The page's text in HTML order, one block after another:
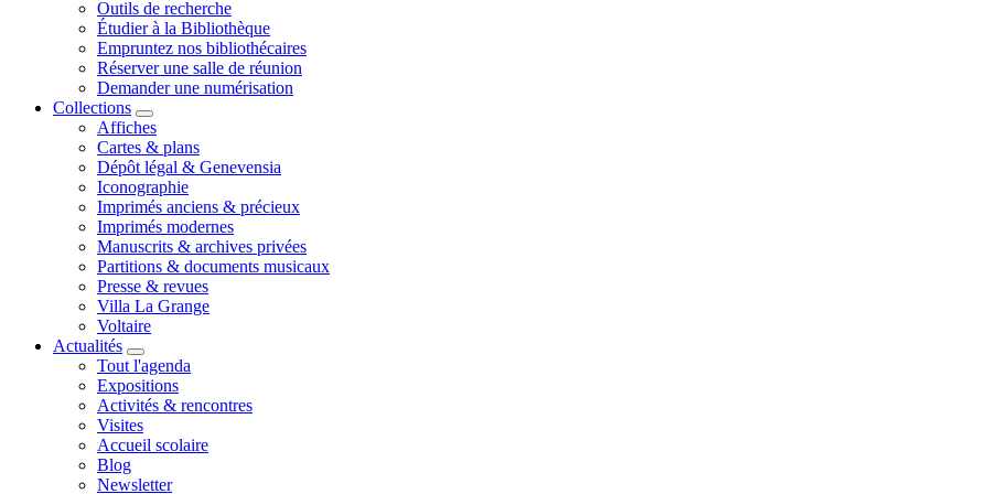
Outils de recherche
Étudier à la Bibliothèque
Empruntez nos bibliothécaires
Réserver une salle de réunion
Demander une numérisation
Collections
Affiches
Cartes & plans
Dépôt légal & Genevensia
Iconographie
Imprimés anciens & précieux
Imprimés modernes
Manuscrits & archives privées
Partitions & documents musicaux
Presse & revues
Villa La Grange
Voltaire
Actualités
Tout l'agenda
Expositions
Activités & rencontres
Visites
Accueil scolaire
Blog
Newsletter